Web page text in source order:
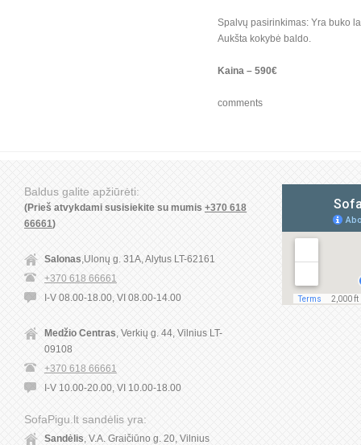
Spalvų pasirinkimas: Yra buko
Aukšta kokybė baldo.
Kaina – 590€
comments
Baldus galite apžiūrėti:
(Prieš atvykdami susisiekite su mumis +370 618
66661)
Salonas ,Ulonų g. 31A, Alytus LT-62161
+370 618 66661
I-V 08.00-18.00, VI 08.00-14.00
Medžio Centras , Verkių g. 44, Vilnius LT-
09108
+370 618 66661
I-V 10.00-20.00, VI 10.00-18.00
SofaPigu.lt sandėlis yra:
Sandėlis , V.A. Graičiūno g. 20, Vilnius